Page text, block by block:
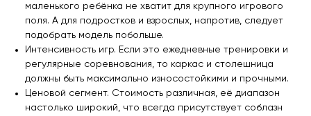
маленького ребёнка не хватит для крупного игрового
поля. А для подростков и взрослых, напротив, следует
подобрать модель побольше.
Интенсивность игр. Если это ежедневные тренировки и
регулярные соревнования, то каркас и столешница
должны быть максимально износостойкими и прочными.
Ценовой сегмент. Стоимость различная, её диапазон
настолько широкий, что всегда присутствует соблазн